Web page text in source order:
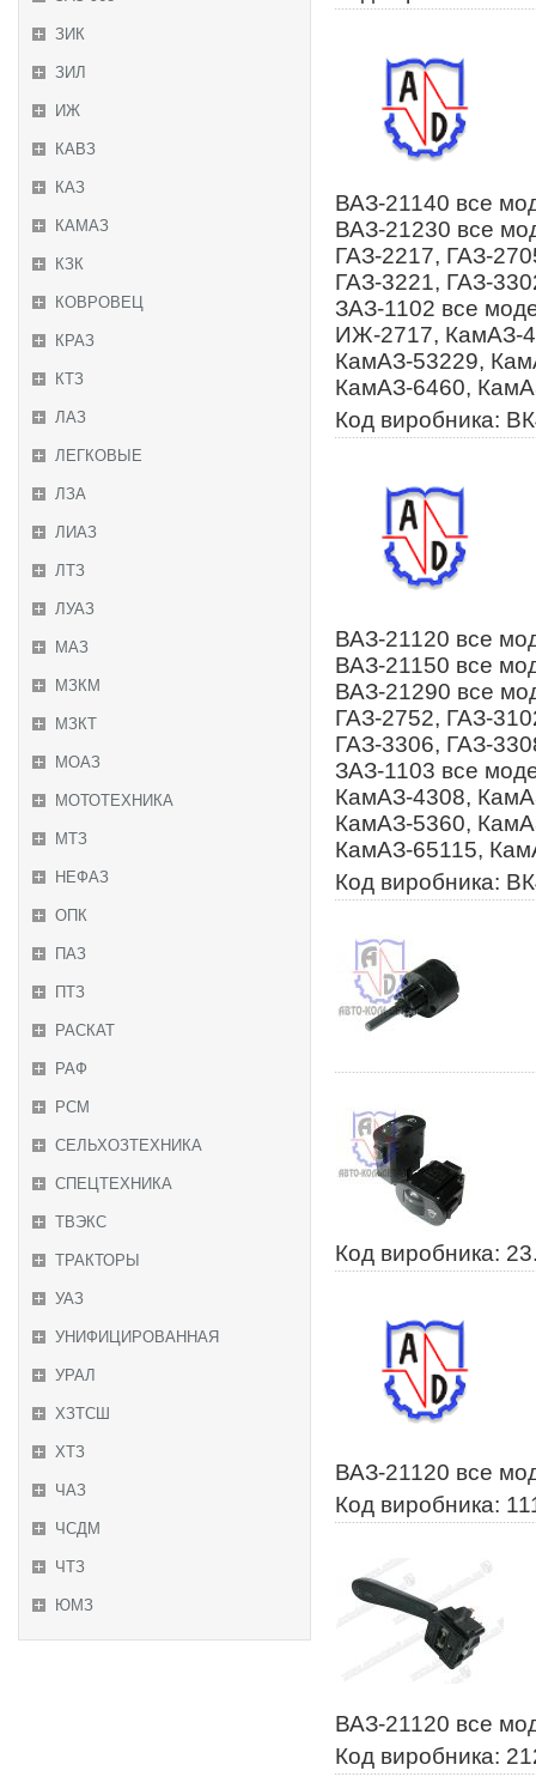
ЗИК
ЗИЛ
ИЖ
КАВЗ
КАЗ
КАМАЗ
КЗК
КОВРОВЕЦ
КРАЗ
КТЗ
ЛАЗ
ЛЕГКОВЫЕ
ЛЗА
ЛИАЗ
ЛТЗ
ЛУАЗ
МАЗ
МЗКМ
МЗКТ
МОАЗ
МОТОТЕХНИКА
МТЗ
НЕФАЗ
ОПК
ПАЗ
ПТЗ
РАСКАТ
РАФ
РСМ
СЕЛЬХОЗТЕХНИКА
СПЕЦТЕХНИКА
ТВЭКС
ТРАКТОРЫ
УАЗ
УНИФИЦИРОВАННАЯ
УРАЛ
ХЗТСШ
ХТЗ
ЧАЗ
ЧСДМ
ЧТЗ
ЮМЗ
ВАЗ-21140 все
ВАЗ-21230 все
ГАЗ-2217, ГАЗ-
ГАЗ-3221, ГАЗ-
ЗАЗ-1102 все
ИЖ-2717, КамАЗ-
КамАЗ-53229,
КамАЗ-6460,
Код виробника:
ВАЗ-21120 все
ВАЗ-21150 все
ВАЗ-21290 все
ГАЗ-2752, ГАЗ-
ГАЗ-3306, ГАЗ-
ЗАЗ-1103 все
КамАЗ-4308,
КамАЗ-5360,
КамАЗ-65115,
Код виробника:
Код виробника:
ВАЗ-21120 все
Код виробника:
ВАЗ-21120 все
Код виробника: